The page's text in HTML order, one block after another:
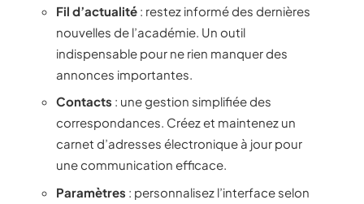
Fil d’actualité : restez informé des dernières
nouvelles de l’académie. Un outil
indispensable pour ne rien manquer des
annonces importantes.
Contacts : une gestion simplifiée des
correspondances. Créez et maintenez un
carnet d’adresses électronique à jour pour
une communication efficace.
Paramètres : personnalisez l’interface selon